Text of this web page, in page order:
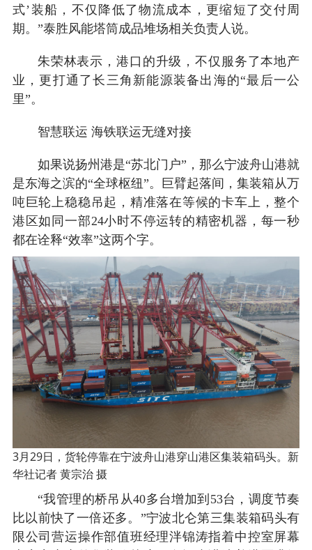
式’装船，不仅降低了物流成本，更缩短了交付周
期。”泰胜风能塔筒成品堆场相关负责人说。
朱荣林表示，港口的升级，不仅服务了本地产
业，更打通了长三角新能源装备出海的“最后一公
里”。
智慧联运 海铁联运无缝对接
如果说扬州港是“苏北门户”，那么宁波舟山港就
是东海之滨的“全球枢纽”。巨臂起落间，集装箱从万
吨巨轮上稳稳吊起，精准落在等候的卡车上，整个
港区如同一部24小时不停运转的精密机器，每一秒
都在诠释“效率”这两个字。
3月29日，货轮停靠在宁波舟山港穿山港区集装箱码头。新
华社记者 黄宗治 摄
“我管理的桥吊从40多台增加到53台，调度节奏
比以前快了一倍还多。”宁波北仑第三集装箱码头有
限公司营运操作部值班经理泮锦涛指着中控室屏幕